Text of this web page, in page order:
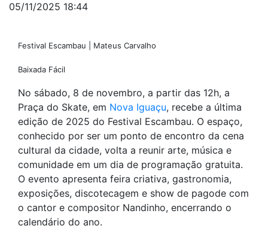
05/11/2025 18:44
Festival Escambau | Mateus Carvalho
Baixada Fácil
No sábado, 8 de novembro, a partir das 12h, a
Praça do Skate, em Nova Iguaçu, recebe a última
edição de 2025 do Festival Escambau. O espaço,
conhecido por ser um ponto de encontro da cena
cultural da cidade, volta a reunir arte, música e
comunidade em um dia de programação gratuita.
O evento apresenta feira criativa, gastronomia,
exposições, discotecagem e show de pagode com
o cantor e compositor Nandinho, encerrando o
calendário do ano.